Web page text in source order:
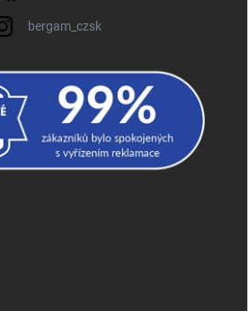
bergam_czsk